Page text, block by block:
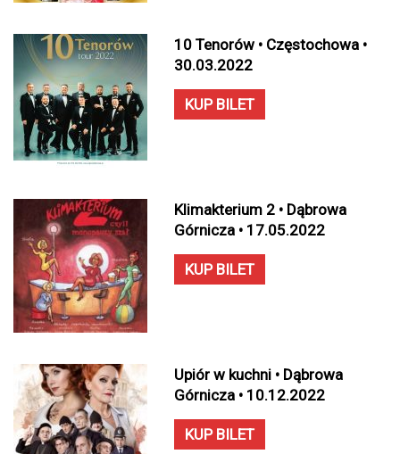
10 Tenorów • Częstochowa •
30.03.2022
KUP BILET
Klimakterium 2 • Dąbrowa
Górnicza • 17.05.2022
KUP BILET
Upiór w kuchni • Dąbrowa
Górnicza • 10.12.2022
KUP BILET